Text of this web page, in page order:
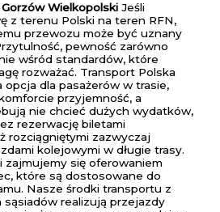
Wielkopolski Jeśli
z terenu Polski na teren RFN,
przewozu może być uznany
pewność zarówno
wśród standardów, które
rozważać. Transport Polska
dla pasażerów w trasie,
przyjemność, a
nie chcieć dużych wydatków,
rezerwację biletami
rozciągniętymi zazwyczaj
kolejowymi w długie trasy.
zajmujemy się oferowaniem
które są dostosowane do
Nasze środki transportu z
sąsiadów realizują przejazdy